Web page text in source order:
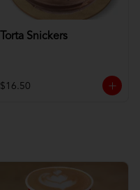
Torta Snickers
$16.50